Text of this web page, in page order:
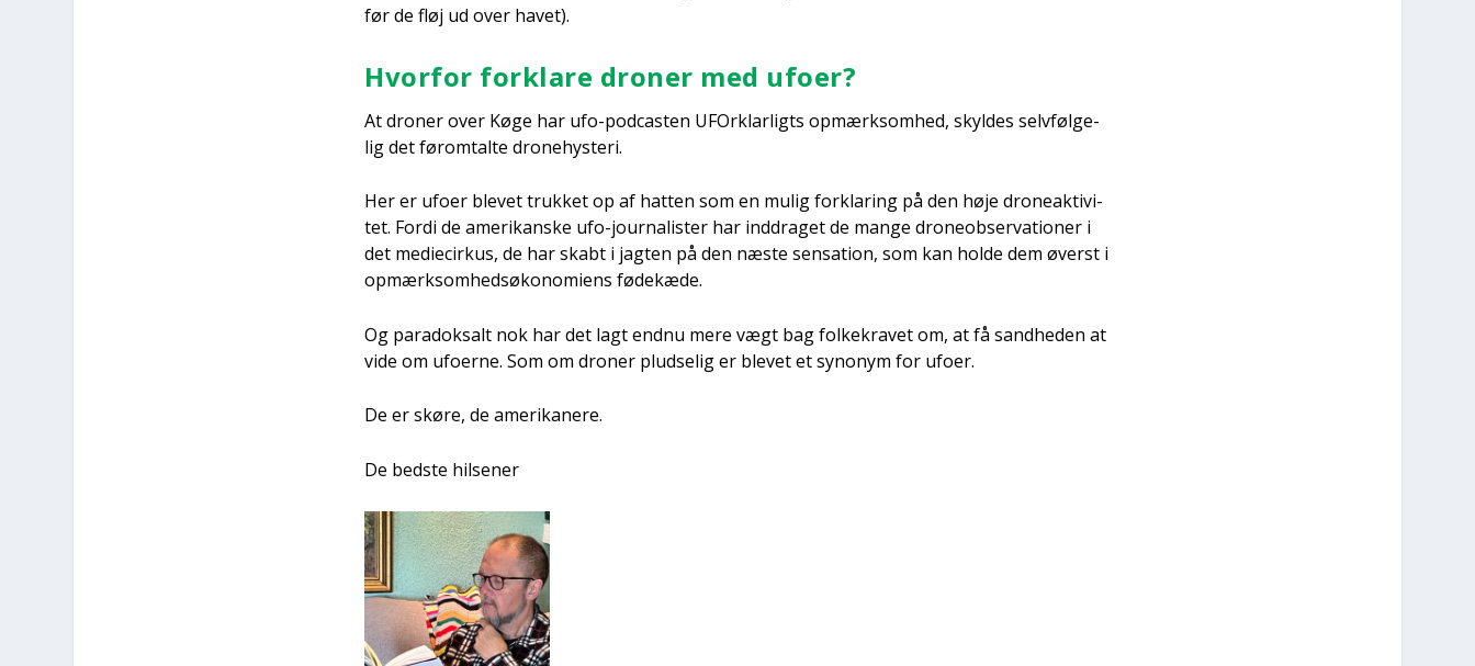
før de fløj ud over havet).
Hvor­for for­kla­re dro­ner med ufo­er?
At dro­ner over Køge har ufo-podca­sten UFOr­klar­ligts opmærk­som­hed, skyl­des selv­føl­ge­
lig det før­om­tal­te dro­ne­hyste­ri.
Her er ufo­er ble­vet truk­ket op af hat­ten som en mulig for­kla­ring på den høje dro­ne­ak­ti­vi­
tet. For­di de ame­ri­kan­ske ufo-jour­na­li­ster har ind­dra­get de man­ge dro­neob­ser­va­tio­ner i
det medi­e­cir­kus, de har skabt i jag­ten på den næste sen­sa­tion, som kan hol­de dem øverst i
opmærk­som­hed­s­ø­ko­no­mi­ens føde­kæ­de.
Og para­doksalt nok har det lagt end­nu mere vægt bag fol­ke­kra­vet om, at få sand­he­den at
vide om ufo­er­ne. Som om dro­ner plud­se­lig er ble­vet et syno­nym for ufo­er.
De er skø­re, de ame­ri­ka­ne­re.
De bed­ste hil­se­ner